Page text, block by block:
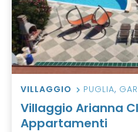
VILLAGGIO PUGLIA,
Villaggio Arianna
Appartamenti